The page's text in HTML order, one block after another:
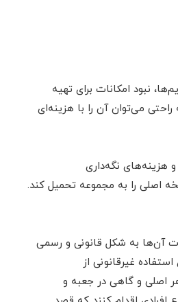
نبود امکانات برای تهیه
می‌توان آن را با هزینه‌ای
هزینه‌های نگه‌داری
آن‌ها به شکل قانونی و رسمی
غیرقانونی از
اصلی و گاهی در جعبه و